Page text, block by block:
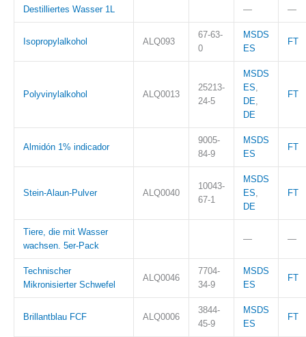
Destilliertes Wasser 1L — —
Isopropylalkohol ALQ093
67-63-
0
MSDS
ES
FT
Polyvinylalkohol ALQ0013
25213-
24-5
MSDS
ES,
DE,
DE
FT
Almidón 1% indicador
9005-
84-9
MSDS
ES
FT
Stein-Alaun-Pulver ALQ0040
10043-
67-1
MSDS
ES,
DE
FT
Tiere, die mit Wasser
wachsen. 5er-Pack
— —
Technischer
Mikronisierter Schwefel
ALQ0046
7704-
34-9
MSDS
ES
FT
Brillantblau FCF ALQ0006
3844-
45-9
MSDS
ES
FT